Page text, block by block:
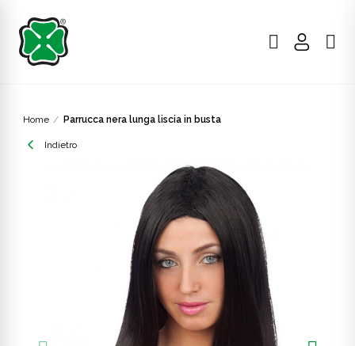
Home Parrucca nera lunga liscia in busta
Indietro